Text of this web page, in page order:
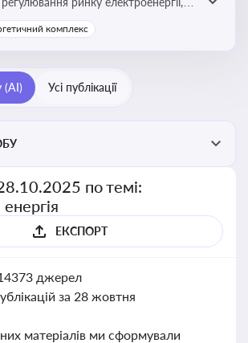
постачання та фінансові
енергетики
комплекс
(AI) Усі публікації
по темі:
ЕКСПОРТ
джерел
за 28 жовтня
матеріалів ми сформували